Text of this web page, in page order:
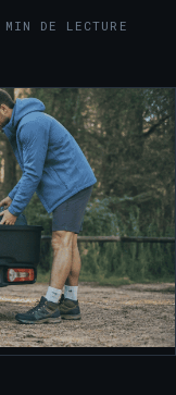
DE LECTURE